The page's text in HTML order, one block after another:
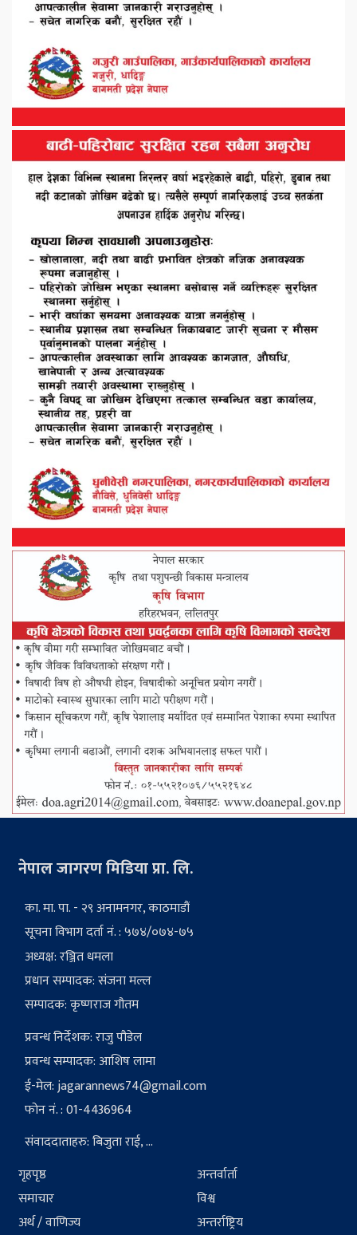
नेपाल जागरण मिडिया प्रा. लि.
का. मा. पा. - २९ अनामनगर, काठमाडौं
सूचना विभाग दर्ता नं. : ५७४/०७४-७५
अध्यक्ष: रञ्जित धमला
प्रधान सम्पादक: संजना मल्ल
सम्पादक: कृष्णराज गौतम
प्रवन्ध निर्देशक: राजु पौडेल
प्रवन्ध सम्पादक: आशिष लामा
ई-मेल:jagarannews74@gmail.com
फोन नं. : 01-4436964
संवाददाताहरु: बिजुता राई, ...
गृहपृष्ठ
समाचार
अर्थ / वाणिज्य
अन्तर्वार्ता
विश्व
अन्तर्राष्ट्रिय